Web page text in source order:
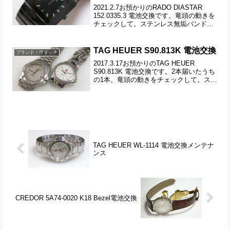
2021.2.7お預かりのRADO DIASTAR
152.0335.3 電池交換です。竜頭の動きを
チェックして。ステンレス無垢バンドに
します。これがムーブメントで。...
ブランド・ウォッチ TAG HEUER S90.813K 電池交換
2017.3.17お預かりのTAG HEUER
S90.813K 電池交換です。2本届いたうち
の1本。竜頭の動きをチェックして。ステ
TAG HEUER WL-1114 電池交換メンテナ
ンス
CREDOR 5A74-0020 K18 Bezel電池交換